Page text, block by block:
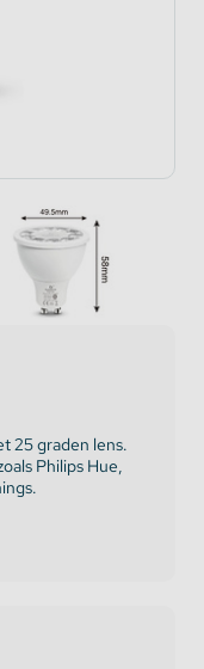
25 graden lens.
Philips Hue,